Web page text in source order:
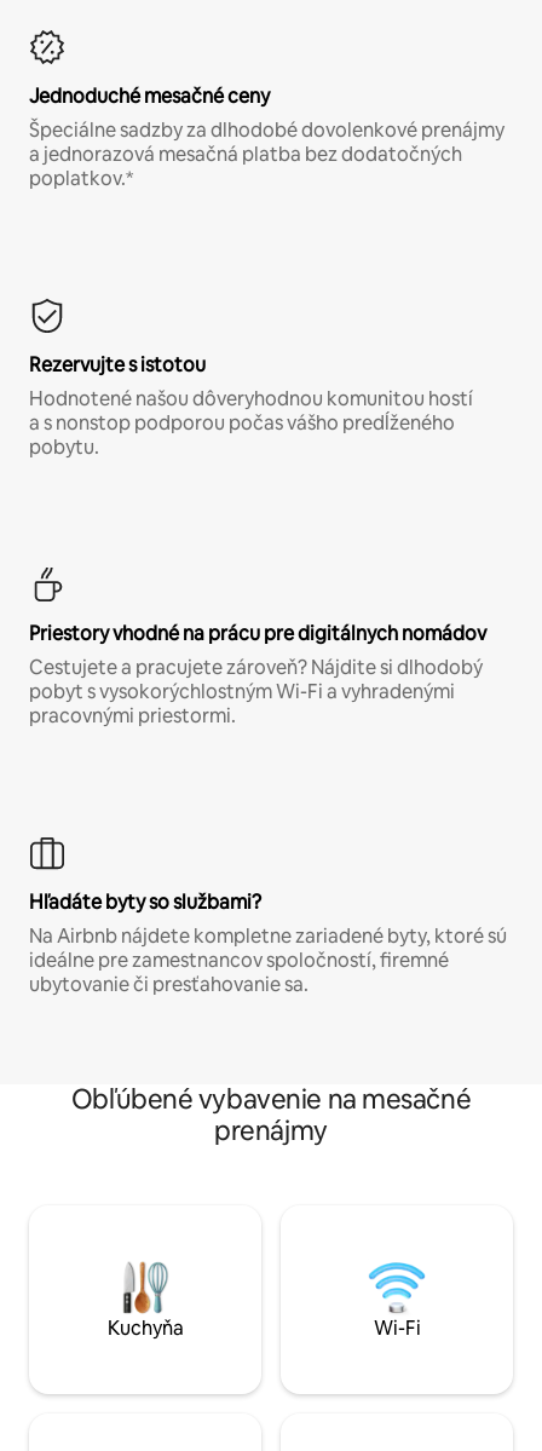
Jednoduché mesačné ceny
Špeciálne sadzby za dlhodobé dovolenkové prenájmy
a jednorazová mesačná platba bez dodatočných
poplatkov.*
Rezervujte s istotou
Hodnotené našou dôveryhodnou komunitou hostí
a s nonstop podporou počas vášho predĺženého
pobytu.
Priestory vhodné na prácu pre digitálnych nomádov
Cestujete a pracujete zároveň? Nájdite si dlhodobý
pobyt s vysokorýchlostným Wi-Fi a vyhradenými
pracovnými priestormi.
Hľadáte byty so službami?
Na Airbnb nájdete kompletne zariadené byty, ktoré sú
ideálne pre zamestnancov spoločností, firemné
ubytovanie či presťahovanie sa.
Obľúbené vybavenie na mesačné
prenájmy
Kuchyňa Wi-Fi